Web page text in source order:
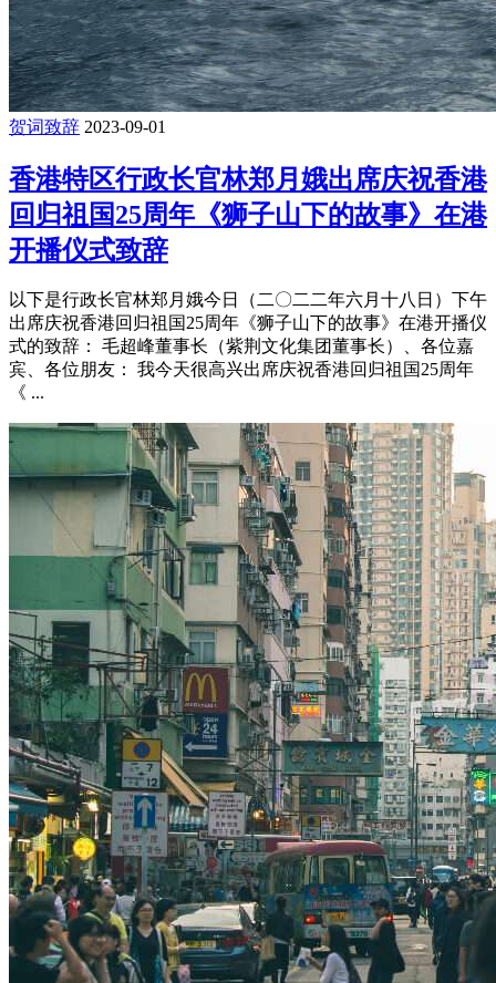
贺词致辞 2023-09-01
香港特区行政长官林郑月娥出席庆祝香港
回归祖国25周年《狮子山下的故事》在港
开播仪式致辞
以下是行政长官林郑月娥今日（二〇二二年六月十八日）下午
出席庆祝香港回归祖国25周年《狮子山下的故事》在港开播仪
式的致辞： 毛超峰董事长（紫荆文化集团董事长）、各位嘉
宾、各位朋友： 我今天很高兴出席庆祝香港回归祖国25周年
《 ...